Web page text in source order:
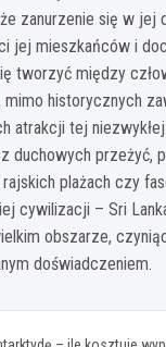
zanurzenie się w jej
jej mieszkańców i
tworzyć między
mimo historycznych
atrakcji tej
duchowych przeżyć,
rajskich plażach czy
cywilizacji – Sri
obszarze,
doświadczeniem.